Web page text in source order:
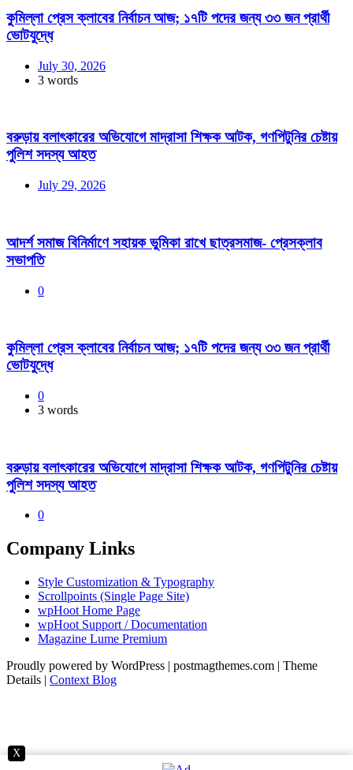
কুমিল্লা প্রেস ক্লাবের নির্বাচন আজ; ১৭টি পদের জন্য ৩৩ জন প্রার্থী
ভোটযুদ্ধে
July 30, 2026
3 words
বরুড়ায় বলাৎকারের অভিযোগে মাদ্রাসা শিক্ষক আটক, গণপিটুনির চেষ্টায়
পুলিশ সদস্য আহত
July 29, 2026
আদর্শ সমাজ বিনির্মাণে সহায়ক ভুমিকা রাখে ছাত্রসমাজ- প্রেসক্লাব
সভাপতি
0
কুমিল্লা প্রেস ক্লাবের নির্বাচন আজ; ১৭টি পদের জন্য ৩৩ জন প্রার্থী
ভোটযুদ্ধে
0
3 words
বরুড়ায় বলাৎকারের অভিযোগে মাদ্রাসা শিক্ষক আটক, গণপিটুনির চেষ্টায়
পুলিশ সদস্য আহত
0
Company Links
Style Customization & Typography
Scrollpoints (Single Page Site)
wpHoot Home Page
wpHoot Support / Documentation
Magazine Lume Premium
Proudly powered by WordPress | postmagthemes.com | Theme
Details | Context Blog
X